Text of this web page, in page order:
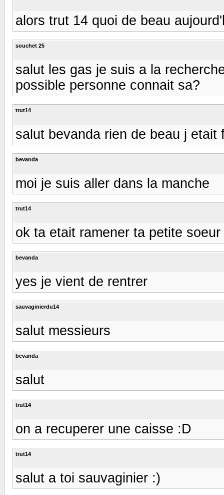
alors trut 14 quoi de beau
souchet 25
salut les gas je suis a la
possible personne connait sa?
trut14
salut bevanda rien de beau j etait
bevanda
moi je suis aller dans la manche
trut14
ok ta etait ramener ta petite soeur
bevanda
yes je vient de rentrer
sauvaginierdu14
salut messieurs
bevanda
salut
trut14
on a recuperer une caisse :D
trut14
salut a toi sauvaginier :)